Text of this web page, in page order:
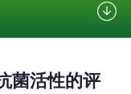
菌活性的评
镀膜抗菌玻璃检测